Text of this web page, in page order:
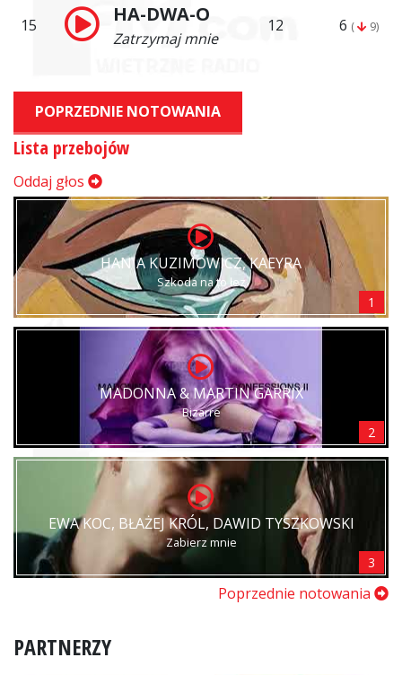
15 HA-DWA-O
Zatrzymaj mnie
12 6 ( 9)
POPRZEDNIE NOTOWANIA
Lista przebojów
Oddaj głos
HANIA KUZIMOWICZ, KAEYRA
Szkoda na to łez
1
MADONNA & MARTIN GARRIX
Bizarre
2
EWA KOC, BŁAŻEJ KRÓL, DAWID TYSZKOWSKI
Zabierz mnie
3
Poprzednie notowania
PARTNERZY